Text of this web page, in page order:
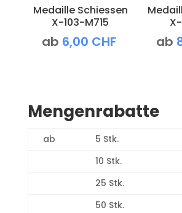
Medaille Schiessen
X-103-M715
ab 6,00 CHF ab
Mengenrabatte
ab 5 Stk.
10 Stk.
25 Stk.
50 Stk.